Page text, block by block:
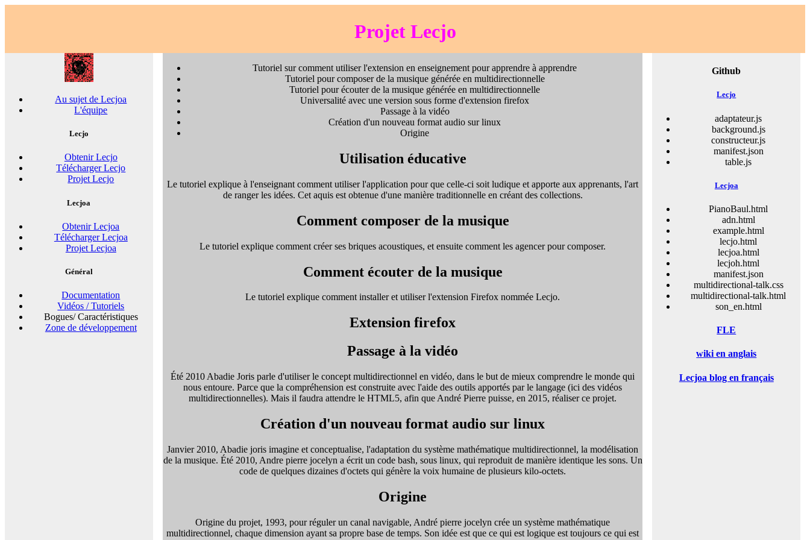
Projet Lecjo
Au sujet de Lecjoa
L'équipe
Lecjo
Obtenir Lecjo
Télécharger Lecjo
Projet Lecjo
Lecjoa
Obtenir Lecjoa
Télécharger Lecjoa
Projet Lecjoa
Général
Documentation
Vidéos / Tutoriels
Bogues/ Caractéristiques
Zone de développement
Tutoriel sur comment utiliser l'extension en enseignement pour apprendre à apprendre
Tutoriel pour composer de la musique générée en multidirectionnelle
Tutoriel pour écouter de la musique générée en multidirectionnelle
Universalité avec une version sous forme d'extension firefox
Passage à la vidéo
Création d'un nouveau format audio sur linux
Origine
Utilisation éducative
Le tutoriel explique à l'enseignant comment utiliser l'application pour que celle-ci soit ludique et apporte aux apprenants, l'art
de ranger les idées. Cet aquis est obtenue d'une manière traditionnelle en créant des collections.
Comment composer de la musique
Le tutoriel explique comment créer ses briques acoustiques, et ensuite comment les agencer pour composer.
Comment écouter de la musique
Le tutoriel explique comment installer et utiliser l'extension Firefox nommée Lecjo.
Extension firefox
Passage à la vidéo
Été 2010 Abadie Joris parle d'utiliser le concept multidirectionnel en vidéo, dans le but de mieux comprendre le monde qui
nous entoure. Parce que la compréhension est construite avec l'aide des outils apportés par le langage (ici des vidéos
multidirectionnelles). Mais il faudra attendre le HTML5, afin que André Pierre puisse, en 2015, réaliser ce projet.
Création d'un nouveau format audio sur linux
Janvier 2010, Abadie joris imagine et conceptualise, l'adaptation du système mathématique multidirectionnel, la modélisation
de la musique. Été 2010, Andre pierre jocelyn a écrit un code bash, sous linux, qui reproduit de manière identique les sons. Un
code de quelques dizaines d'octets qui génère la voix humaine de plusieurs kilo-octets.
Origine
Origine du projet, 1993, pour réguler un canal navigable, André pierre jocelyn crée un système mathématique
multidirectionnel, chaque dimension ayant sa propre base de temps. Son idée est que ce qui est logique est toujours ce qui est
Github
Lecjo
adaptateur.js
background.js
constructeur.js
manifest.json
table.js
Lecjoa
PianoBaul.html
adn.html
example.html
lecjo.html
lecjoa.html
lecjoh.html
manifest.json
multidirectional-talk.css
multidirectional-talk.html
son_en.html
FLE
wiki en anglais
Lecjoa blog en français